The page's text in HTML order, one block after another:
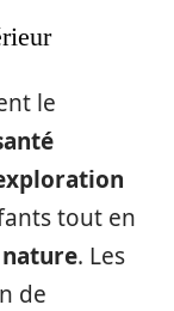
le
tout en
nature. Les
de